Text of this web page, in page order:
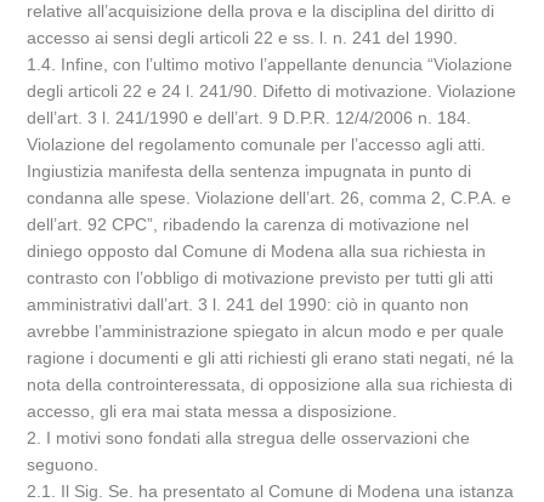
relative all’acquisizione della prova e la disciplina del diritto di
accesso ai sensi degli articoli 22 e ss. l. n. 241 del 1990.
1.4. Infine, con l’ultimo motivo l’appellante denuncia “Violazione
degli articoli 22 e 24 l. 241/90. Difetto di motivazione. Violazione
dell’art. 3 l. 241/1990 e dell’art. 9 D.P.R. 12/4/2006 n. 184.
Violazione del regolamento comunale per l’accesso agli atti.
Ingiustizia manifesta della sentenza impugnata in punto di
condanna alle spese. Violazione dell’art. 26, comma 2, C.P.A. e
dell’art. 92 CPC”, ribadendo la carenza di motivazione nel
diniego opposto dal Comune di Modena alla sua richiesta in
contrasto con l’obbligo di motivazione previsto per tutti gli atti
amministrativi dall’art. 3 l. 241 del 1990: ciò in quanto non
avrebbe l’amministrazione spiegato in alcun modo e per quale
ragione i documenti e gli atti richiesti gli erano stati negati, né la
nota della controinteressata, di opposizione alla sua richiesta di
accesso, gli era mai stata messa a disposizione.
2. I motivi sono fondati alla stregua delle osservazioni che
seguono.
2.1. Il Sig. Se. ha presentato al Comune di Modena una istanza